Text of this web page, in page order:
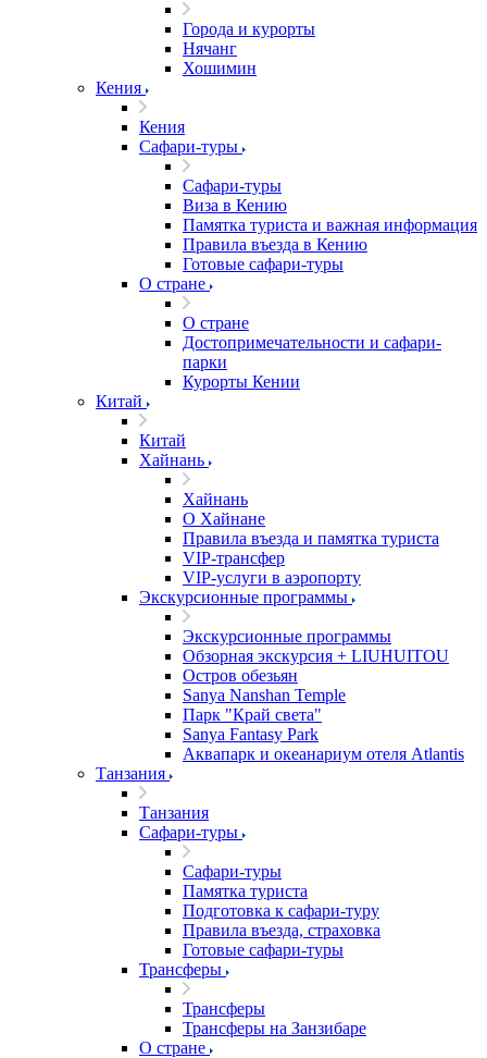
Города и курорты
Нячанг
Хошимин
Кения
Кения
Сафари-туры
Сафари-туры
Виза в Кению
Памятка туриста и важная информация
Правила въезда в Кению
Готовые сафари-туры
О стране
О стране
Достопримечательности и сафари-
парки
Курорты Кении
Китай
Китай
Хайнань
Хайнань
О Хайнане
Правила въезда и памятка туриста
VIP-трансфер
VIP-услуги в аэропорту
Экскурсионные программы
Экскурсионные программы
Обзорная экскурсия + LIUHUITOU
Остров обезьян
Sanya Nanshan Temple
Парк "Край света"
Sanya Fantasy Park
Аквапарк и океанариум отеля Atlantis
Танзания
Танзания
Сафари-туры
Сафари-туры
Памятка туриста
Подготовка к сафари-туру
Правила въезда, страховка
Готовые сафари-туры
Трансферы
Трансферы
Трансферы на Занзибаре
О стране